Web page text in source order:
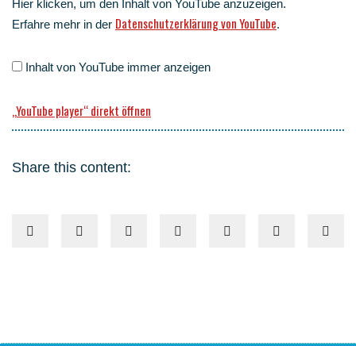
Hier kli­cken, um den Inhalt von You­Tube anzuzeigen.
Erfah­re mehr in der Daten­schutz­er­klä­rung von You­Tube.
Inhalt von You­Tube immer anzeigen
„You­Tube play­er“ direkt öffnen
Share this content: